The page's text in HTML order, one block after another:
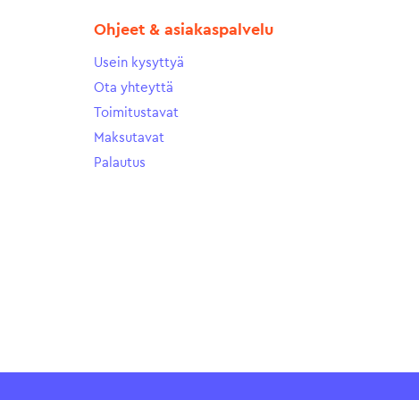
Ohjeet & asiakaspalvelu
Usein kysyttyä
Ota yhteyttä
Toimitustavat
Maksutavat
Palautus